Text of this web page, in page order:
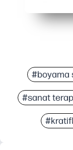
#boyama
#sanat